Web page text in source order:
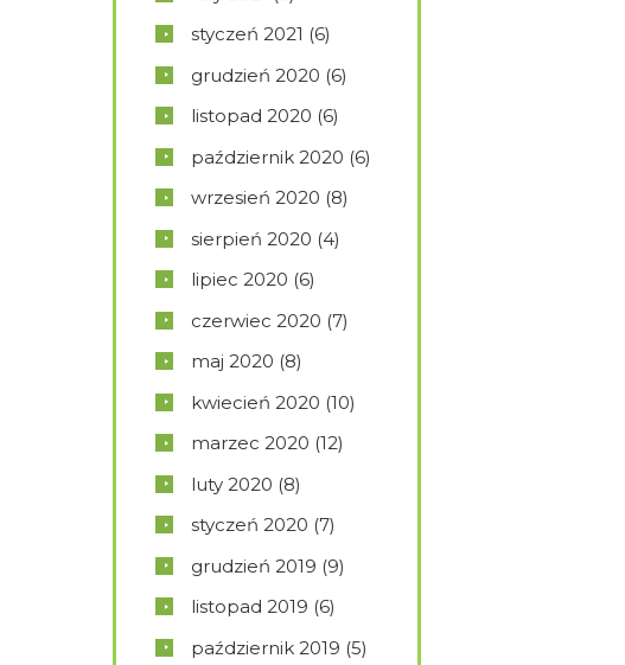
styczeń 2021 (6)
grudzień 2020 (6)
listopad 2020 (6)
październik 2020 (6)
wrzesień 2020 (8)
sierpień 2020 (4)
lipiec 2020 (6)
czerwiec 2020 (7)
maj 2020 (8)
kwiecień 2020 (10)
marzec 2020 (12)
luty 2020 (8)
styczeń 2020 (7)
grudzień 2019 (9)
listopad 2019 (6)
październik 2019 (5)